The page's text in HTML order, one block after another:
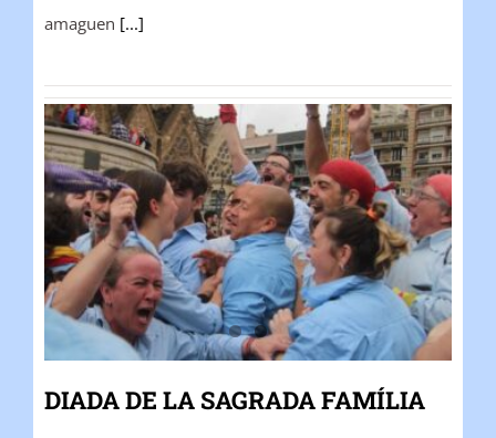
amaguen [...]
DIADA DE LA SAGRADA FAMÍLIA